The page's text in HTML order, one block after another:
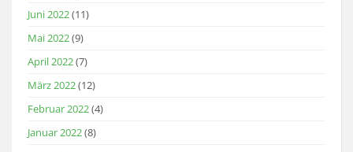
Juni 2022(11)
Mai 2022(9)
April 2022(7)
März 2022(12)
Februar 2022(4)
Januar 2022(8)